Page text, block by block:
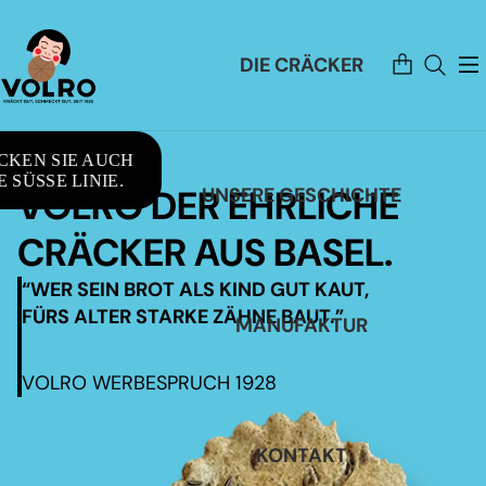
DIE CRÄCKER
UNSERE GESCHICHTE
MANUFAKTUR
KONTAKT
Artikel
im
Warenkorb
SIE AUCH
SÜSSE LINIE.
VOLRO DER EHRLICHE
CRÄCKER AUS BASEL.
“WER SEIN BROT ALS KIND GUT KAUT,
FÜRS ALTER STARKE ZÄHNE BAUT.”
VOLRO WERBESPRUCH 1928